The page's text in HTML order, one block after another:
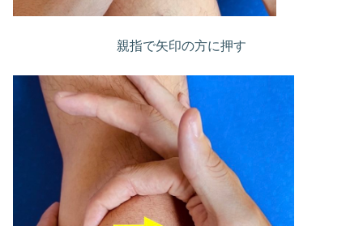
親指で矢印の方に押す